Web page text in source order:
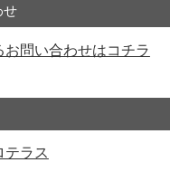
せ
お問い合わせはコチラ
テラス